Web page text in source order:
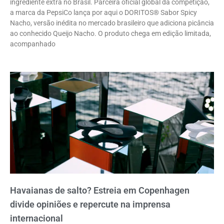
ingrediente extra no Brasil. Parceira oficial global da competição,
a marca da PepsiCo lança por aqui o DORITOS® Sabor Spicy
Nacho, versão inédita no mercado brasileiro que adiciona picância
ao conhecido Queijo Nacho. O produto chega em edição limitada,
acompanhado
Havaianas de salto? Estreia em Copenhagen
divide opiniões e repercute na imprensa
internacional